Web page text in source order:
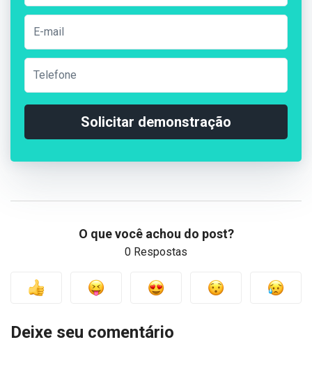
Solicitar demonstração
O que você achou do post?
0 Respostas
Deixe seu comentário